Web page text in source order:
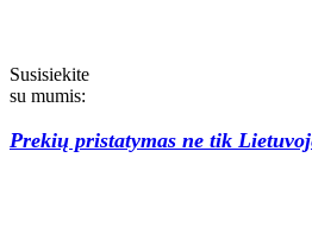
Susisiekite
su mumis:
Prekių pristatymas ne tik